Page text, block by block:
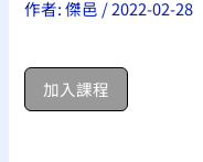
作者:傑邑 /2022-02-28
加入課程